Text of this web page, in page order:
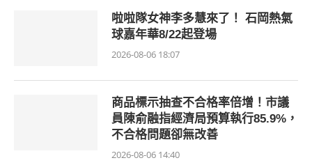
啦啦隊女神李多慧來了！ 石岡熱氣
球嘉年華8/22起登場
2026-08-06 18:07
商品標示抽查不合格率倍增！市議
員陳俞融指經濟局預算執行85.9%，
不合格問題卻無改善
2026-08-06 14:40